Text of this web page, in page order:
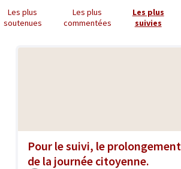
Les plus
soutenues
Les plus
commentées
Les plus
suivies
Pour le suivi, le prolongement
de la journée citoyenne.